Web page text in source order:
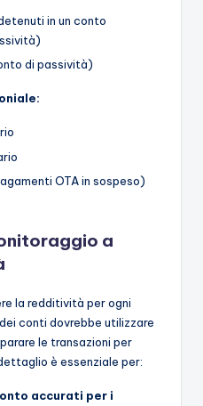
in un conto
di passività)
OTA in sospeso)
a
la redditività per ogni
conti dovrebbe utilizzare
le transazioni per
è essenziale per:
accurati per i